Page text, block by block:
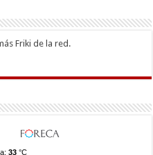
Friki de la red.